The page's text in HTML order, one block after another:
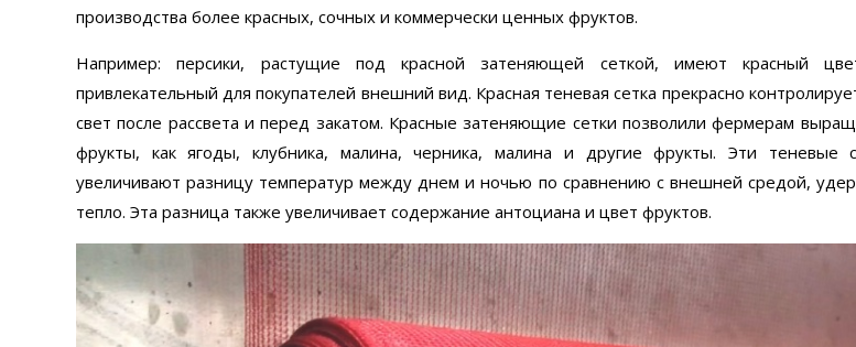
производства более красных, сочных и коммерчески ценных фруктов.
Например: персики, растущие под красной затеняющей сеткой, имеют красный
привлекательный для покупателей внешний вид. Красная теневая сетка прекрасно
свет после рассвета и перед закатом. Красные затеняющие сетки позволили фермерам
фрукты, как ягоды, клубника, малина, черника, малина и другие фрукты. Эти теневые
увеличивают разницу температур между днем и ночью по сравнению с внешней средой,
тепло. Эта разница также увеличивает содержание антоциана и цвет фруктов.